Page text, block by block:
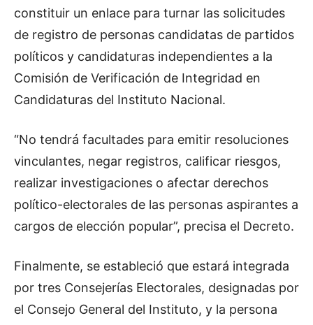
constituir un enlace para turnar las solicitudes
de registro de personas candidatas de partidos
políticos y candidaturas independientes a la
Comisión de Verificación de Integridad en
Candidaturas del Instituto Nacional.
“No tendrá facultades para emitir resoluciones
vinculantes, negar registros, calificar riesgos,
realizar investigaciones o afectar derechos
político-electorales de las personas aspirantes a
cargos de elección popular”, precisa el Decreto.
Finalmente, se estableció que estará integrada
por tres Consejerías Electorales, designadas por
el Consejo General del Instituto, y la persona